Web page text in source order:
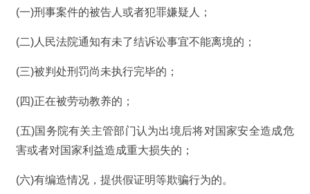
(一)刑事案件的被告人或者犯罪嫌疑人；
(二)人民法院通知有未了结诉讼事宜不能离境的；
(三)被判处刑罚尚未执行完毕的；
(四)正在被劳动教养的；
(五)国务院有关主管部门认为出境后将对国家安全造成危
害或者对国家利益造成重大损失的；
(六)有编造情况，提供假证明等欺骗行为的。